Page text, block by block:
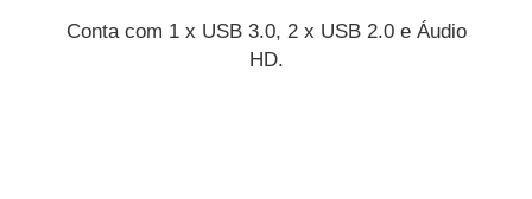
Conta com 1 x USB 3.0, 2 x USB 2.0 e Áudio
HD.